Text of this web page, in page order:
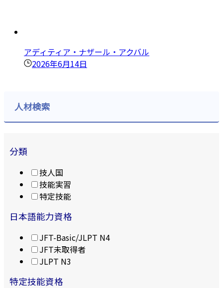
アディティア・ナザール・アクバル
2026年6月14日
人材検索
分類
技人国
技能実習
特定技能
日本語能力資格
JFT-Basic/JLPT N4
JFT未取得者
JLPT N3
特定技能資格